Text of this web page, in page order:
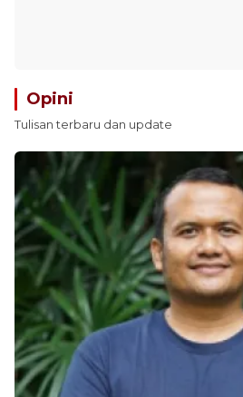
Opini
Tulisan terbaru dan update